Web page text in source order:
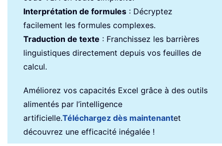
Interprétation de formules : Décryptez
facilement les formules complexes.
Traduction de texte : Franchissez les barrières
linguistiques directement depuis vos feuilles de
calcul.
Améliorez vos capacités Excel grâce à des outils
alimentés par l’intelligence
artificielle.Téléchargez dès maintenantet
découvrez une efficacité inégalée !